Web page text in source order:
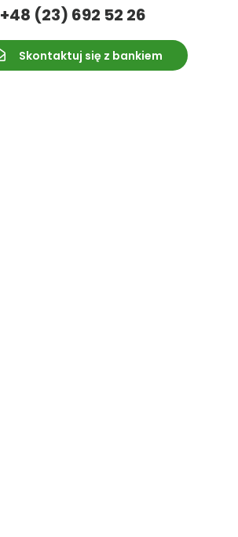
+48 (23) 692 52 26
Skontaktuj się z bankiem